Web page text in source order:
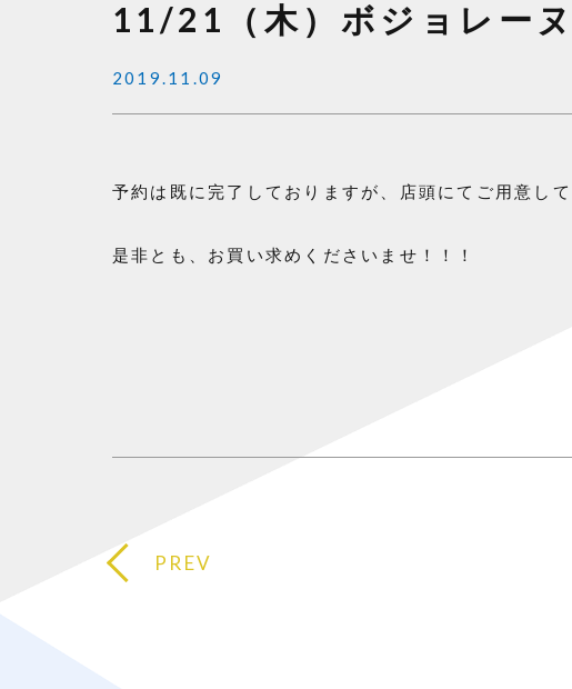
11/21（木）ボジョレー
2019.11.09
予約は既に完了しておりますが、店頭にてご用意し
是非とも、お買い求めくださいませ！！！
PREV